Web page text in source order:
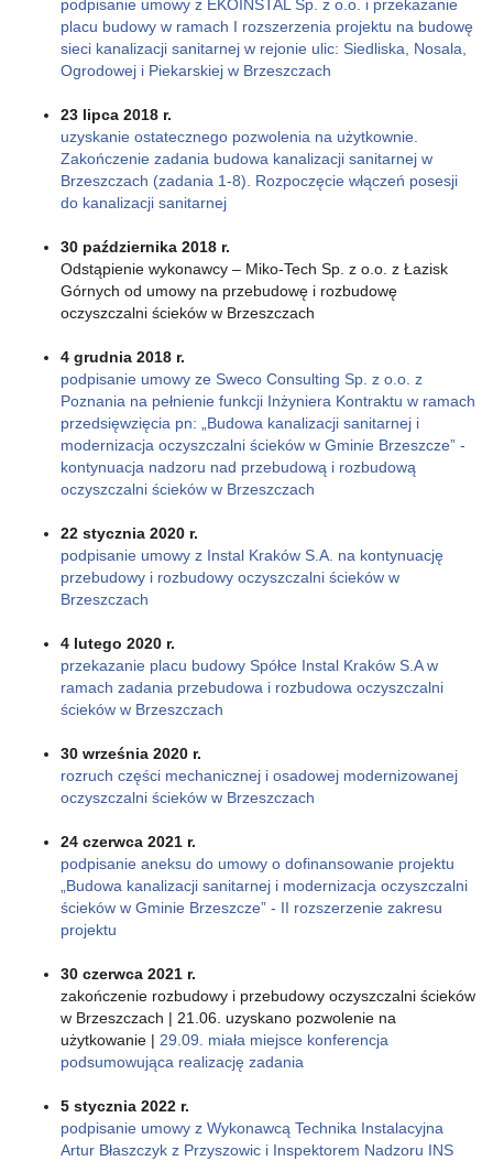
podpisanie umowy z EKOINSTAL Sp. z o.o. i przekazanie
placu budowy w ramach I rozszerzenia projektu na budowę
sieci kanalizacji sanitarnej w rejonie ulic: Siedliska, Nosala,
Ogrodowej i Piekarskiej w Brzeszczach
23 lipca 2018 r.
uzyskanie ostatecznego pozwolenia na użytkownie.
Zakończenie zadania budowa kanalizacji sanitarnej w
Brzeszczach (zadania 1-8). Rozpoczęcie włączeń posesji
do kanalizacji sanitarnej
30 października 2018 r.
Odstąpienie wykonawcy – Miko-Tech Sp. z o.o. z Łazisk
Górnych od umowy na przebudowę i rozbudowę
oczyszczalni ścieków w Brzeszczach
4 grudnia 2018 r.
podpisanie umowy ze Sweco Consulting Sp. z o.o. z
Poznania na pełnienie funkcji Inżyniera Kontraktu w ramach
przedsięwzięcia pn: „Budowa kanalizacji sanitarnej i
modernizacja oczyszczalni ścieków w Gminie Brzeszcze” -
kontynuacja nadzoru nad przebudową i rozbudową
oczyszczalni ścieków w Brzeszczach
22 stycznia 2020 r.
podpisanie umowy z Instal Kraków S.A. na kontynuację
przebudowy i rozbudowy oczyszczalni ścieków w
Brzeszczach
4 lutego 2020 r.
przekazanie placu budowy Spółce Instal Kraków S.A w
ramach zadania przebudowa i rozbudowa oczyszczalni
ścieków w Brzeszczach
30 września 2020 r.
rozruch części mechanicznej i osadowej modernizowanej
oczyszczalni ścieków w Brzeszczach
24 czerwca 2021 r.
podpisanie aneksu do umowy o dofinansowanie projektu
„Budowa kanalizacji sanitarnej i modernizacja oczyszczalni
ścieków w Gminie Brzeszcze” - II rozszerzenie zakresu
projektu
30 czerwca 2021 r.
zakończenie rozbudowy i przebudowy oczyszczalni ścieków
w Brzeszczach | 21.06. uzyskano pozwolenie na
użytkowanie | 29.09. miała miejsce konferencja
podsumowująca realizację zadania
5 stycznia 2022 r.
podpisanie umowy z Wykonawcą Technika Instalacyjna
Artur Błaszczyk z Przyszowic i Inspektorem Nadzoru INS